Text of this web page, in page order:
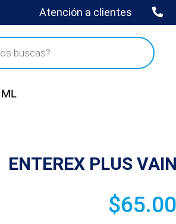
Atención a clientes
ENTEREX PLUS
$65.00